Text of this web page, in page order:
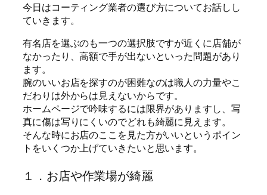
今日はコーティング業者の選び方についてお話しし
ていきます。
有名店を選ぶのも一つの選択肢ですが近くに店舗が
なかったり、高額で手が出ないといった問題があり
ます。
腕のいいお店を探すのが困難なのは職人の力量やこ
だわりは外からは見えないからです。
ホームページで吟味するには限界がありますし、写
真に傷は写りにくいのでどれも綺麗に見えます。
そんな時にお店のここを見た方がいいというポイン
トをいくつか上げていきたいと思います。
１．お店や作業場が綺麗